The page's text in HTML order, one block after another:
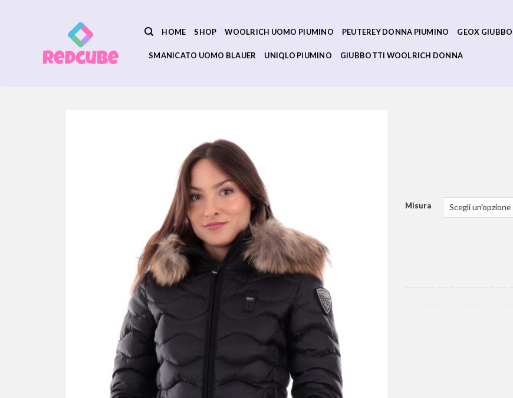
HOME SHOP WOOLRICH UOMO PIUMINO PEUTEREY DONNA PIUMINO GEOX
SMANICATO UOMO BLAUER UNIQLO PIUMINO GIUBBOTTI WOOLRICH DONNA
Misura